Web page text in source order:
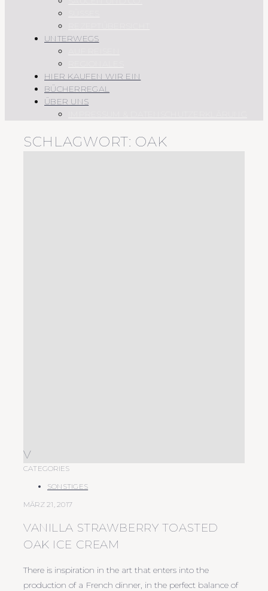
UNTERWEGS
HIER KAUFEN WIR EIN
BÜCHERREGAL
ÜBER UNS
SCHLAGWORT: OAK
V
CATEGORIES
SONSTIGES
MÄRZ 21, 2017
VANILLA STRAWBERRY TOASTED
OAK ICE CREAM
There is inspiration in the art that enters into the
production of a French dinner, in the perfect balance of